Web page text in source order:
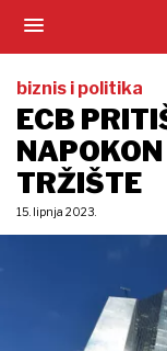
biznis i politika
ECB
TRŽIŠTE
15. lipnja 2023.